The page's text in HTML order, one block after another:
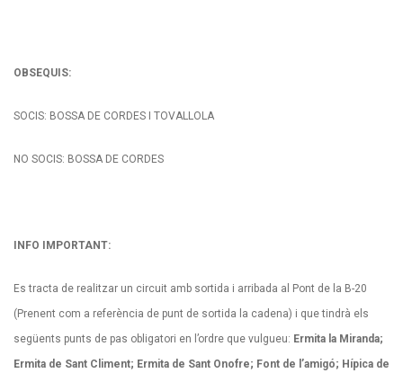
OBSEQUIS:
SOCIS: BOSSA DE CORDES I TOVALLOLA
NO SOCIS: BOSSA DE CORDES
INFO IMPORTANT:
Es tracta de realitzar un circuit amb sortida i arribada al Pont de la B-20
(Prenent com a referència de punt de sortida la cadena) i que tindrà els
següents punts de pas obligatori en l’ordre que vulgueu: Ermita la Miranda;
Ermita de Sant Climent; Ermita de Sant Onofre; Font de l’amigó; Hípica de